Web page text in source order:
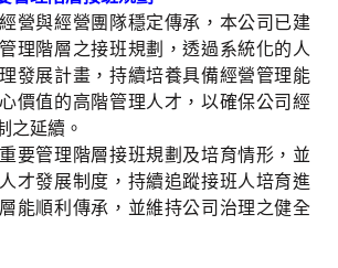
營與經營團隊穩定傳承，本公司已建
理階層之接班規劃，透過系統化的人
發展計畫，持續培養具備經營管理能
價值的高階管理人才，以確保公司經
之延續。
要管理階層接班規劃及培育情形，並
才發展制度，持續追蹤接班人培育進
能順利傳承，並維持公司治理之健全